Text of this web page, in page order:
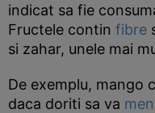
indicat sa fie
Fructele contin fibre
si zahar, unele mai
De exemplu, mango
daca doriti sa va